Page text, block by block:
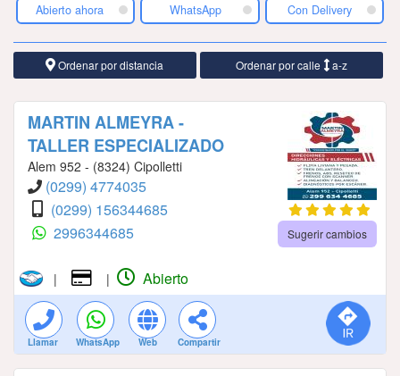
Contactenos
Abierto ahora WhatsApp Con Delivery
Ordenar por distancia Ordenar por calle a-z
MARTIN ALMEYRA -
TALLER ESPECIALIZADO
Alem 952 - (8324) Cipolletti
(0299) 4774035
(0299) 156344685
2996344685
Sugerir cambios
| | Abierto
Llamar WhatsApp Web Compartir